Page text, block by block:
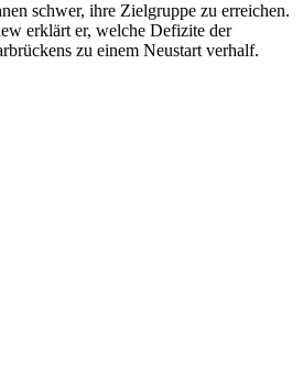
schwer, ihre Zielgruppe zu erreichen.
erklärt er, welche Defizite der
zu einem Neustart verhalf.